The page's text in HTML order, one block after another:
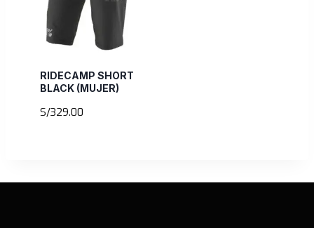
RIDECAMP SHORT
BLACK (MUJER)
S/329.00